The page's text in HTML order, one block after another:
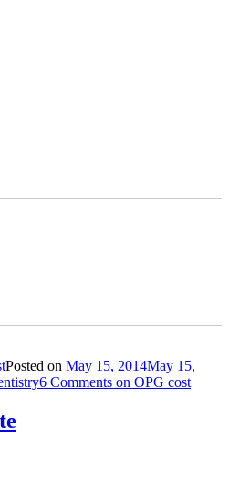
Posted on May 15, 2014May 15,
6 Comments on OPG cost